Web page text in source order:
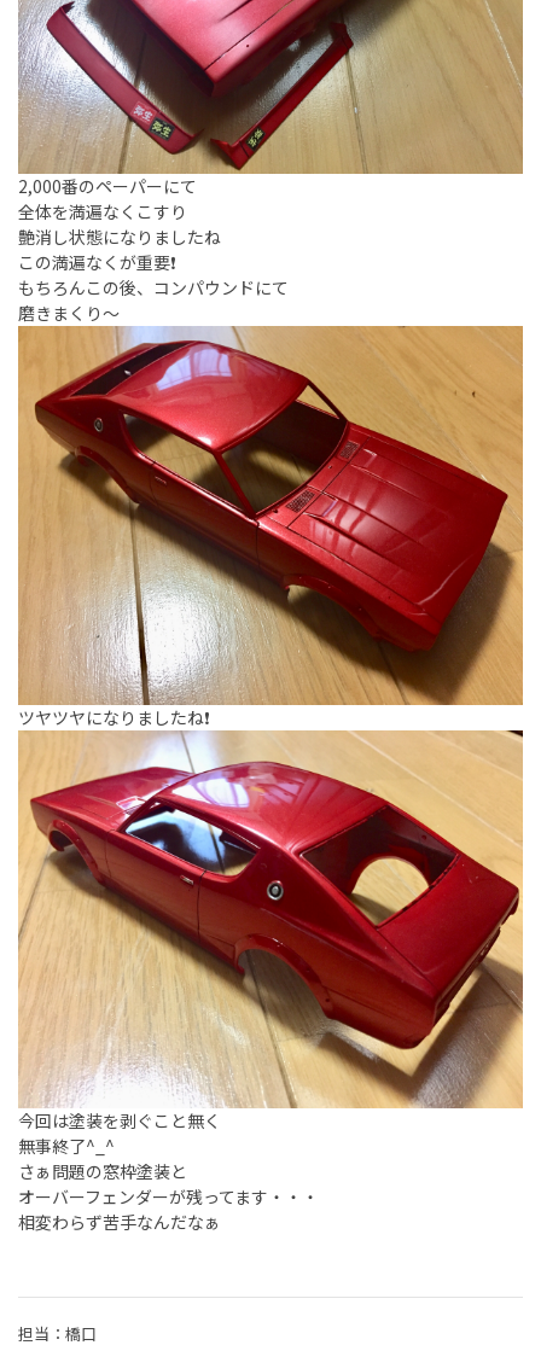
2,000番のペーパーにて
全体を満遍なくこすり
艶消し状態になりましたね
この満遍なくが重要❗️
もちろんこの後、コンパウンドにて
磨きまくり〜
ツヤツヤになりましたね❗️
今回は塗装を剥ぐこと無く
無事終了^_^
さぁ問題の窓枠塗装と
オーバーフェンダーが残ってます・・・
相変わらず苦手なんだなぁ
担当：橋口